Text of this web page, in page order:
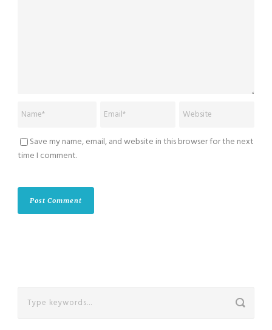
Save my name, email, and website in this browser for the next
time I comment.